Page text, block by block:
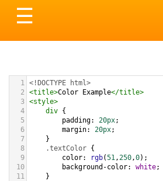
Toggle
navigation
☰
1 <!DOCTYPE html>
2
<title>Color Example</title>
3 <style>
4
div {
5
padding: 20px;
6
margin: 20px;
7
}
8
.textColor {
9
color: rgb(51,250,0);
10
background-color: white;
11
}